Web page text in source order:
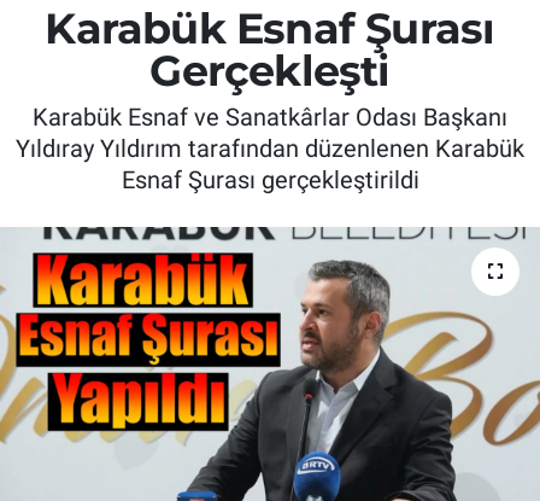
Karabük Esnaf Şurası
Gerçekleşti
Karabük Esnaf ve Sanatkârlar Odası Başkanı
Yıldıray Yıldırım tarafından düzenlenen Karabük
Esnaf Şurası gerçekleştirildi